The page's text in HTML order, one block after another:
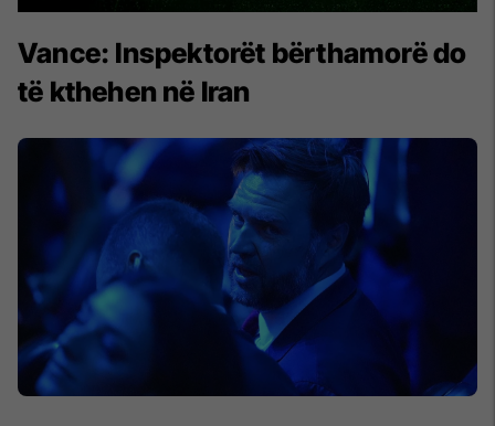
Vance: Inspektorët bërthamorë do
të kthehen në Iran